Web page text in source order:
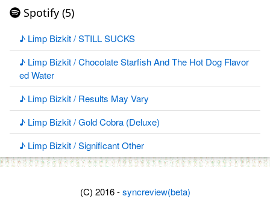
Spotify (5)
♪ Limp Bizkit / STILL SUCKS
♪ Limp Bizkit / Chocolate Starfish And The Hot Dog Flavor
ed Water
♪ Limp Bizkit / Results May Vary
♪ Limp Bizkit / Gold Cobra (Deluxe)
♪ Limp Bizkit / Significant Other
(C) 2016 -syncreview(beta)